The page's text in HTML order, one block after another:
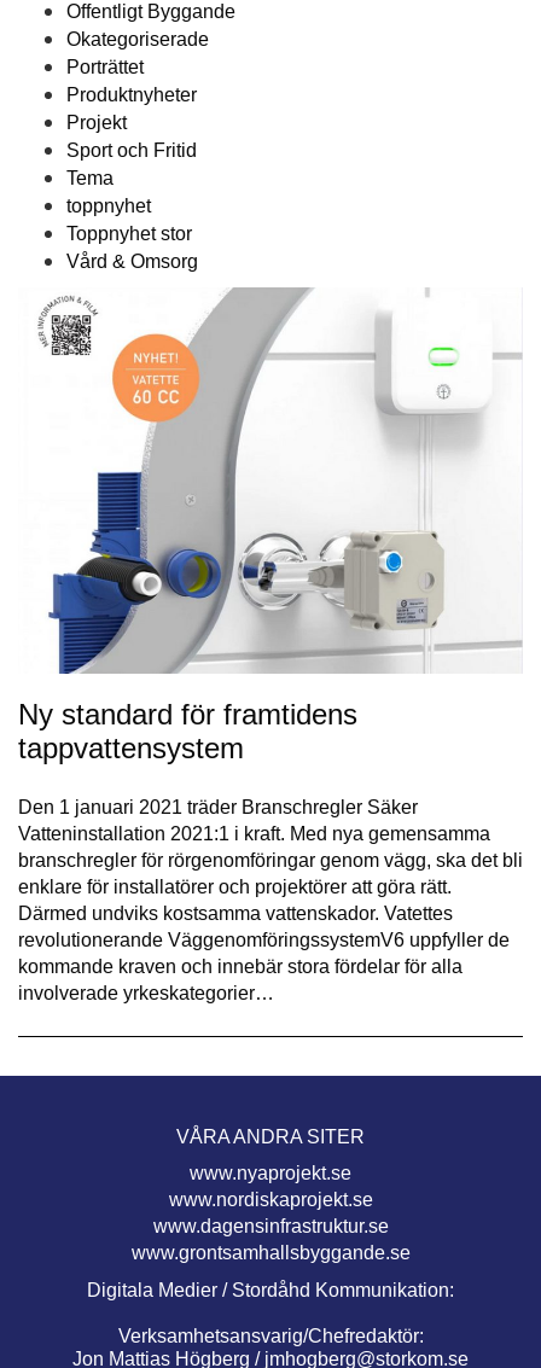
Offentligt Byggande
Okategoriserade
Porträttet
Produktnyheter
Projekt
Sport och Fritid
Tema
toppnyhet
Toppnyhet stor
Vård & Omsorg
Ny standard för framtidens
tappvattensystem
Den 1 januari 2021 träder Branschregler Säker
Vatteninstallation 2021:1 i kraft. Med nya gemensamma
branschregler för rörgenomföringar genom vägg, ska det bli
enklare för installatörer och projektörer att göra rätt.
Därmed undviks kostsamma vattenskador. Vatettes
revolutionerande VäggenomföringssystemV6 uppfyller de
kommande kraven och innebär stora fördelar för alla
involverade yrkeskategorier…
VÅRA ANDRA SITER
www.nyaprojekt.se
www.nordiskaprojekt.se
www.dagensinfrastruktur.se
www.grontsamhallsbyggande.se
Digitala Medier / Stordåhd Kommunikation:
Verksamhetsansvarig/Chefredaktör:
Jon Mattias Högberg / jmhogberg@storkom.se